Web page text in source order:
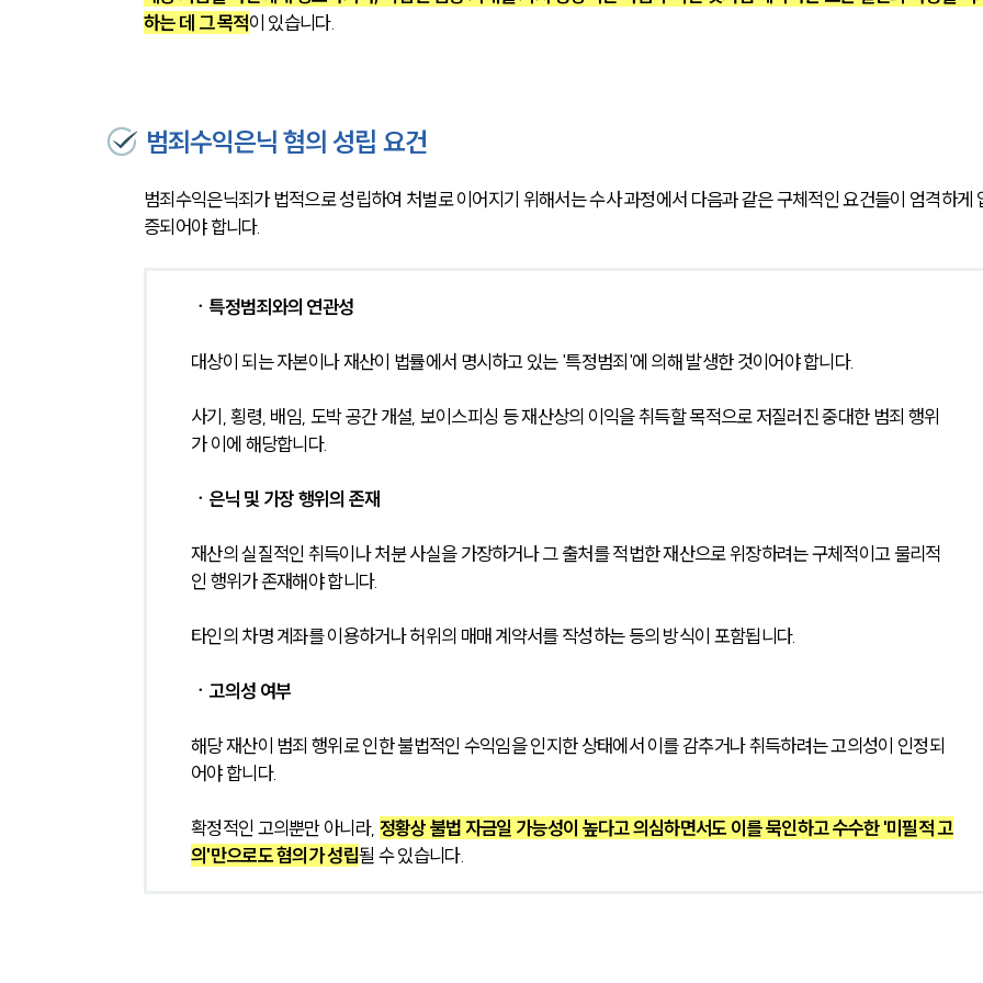
하는 데 그 목적이 있습니다.
범죄수익은닉 혐의 성립 요건
범죄수익은닉죄가 법적으로 성립하여 처벌로 이어지기 위해서는 수사 과정에서 다음과 같은 구체적인 요건들이 엄격하게
증되어야 합니다.
ㆍ특정범죄와의 연관성
대상이 되는 자본이나 재산이 법률에서 명시하고 있는 '특정범죄'에 의해 발생한 것이어야 합니다.
사기, 횡령, 배임, 도박 공간 개설, 보이스피싱 등 재산상의 이익을 취득할 목적으로 저질러진 중대한 범죄 행위
가 이에 해당합니다.
ㆍ은닉 및 가장 행위의 존재
재산의 실질적인 취득이나 처분 사실을 가장하거나 그 출처를 적법한 재산으로 위장하려는 구체적이고 물리적
인 행위가 존재해야 합니다.
타인의 차명 계좌를 이용하거나 허위의 매매 계약서를 작성하는 등의 방식이 포함됩니다.
ㆍ고의성 여부
해당 재산이 범죄 행위로 인한 불법적인 수익임을 인지한 상태에서 이를 감추거나 취득하려는 고의성이 인정되
어야 합니다.
확정적인 고의뿐만 아니라, 정황상 불법 자금일 가능성이 높다고 의심하면서도 이를 묵인하고 수수한 '미필적 고
의'만으로도 혐의가 성립될 수 있습니다.